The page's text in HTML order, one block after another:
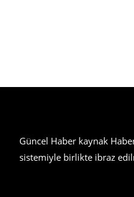
Güncel Haber kaynak
sistemiyle birlikte ibraz